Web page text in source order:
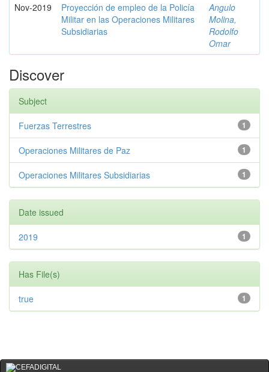
Nov-2019
Proyección de empleo de la Policía
Militar en las Operaciones Militares
Subsidiarias
Angulo
Molina,
Rodolfo
Omar
Discover
Subject
1
Fuerzas Terrestres
1
Operaciones Militares de Paz
1
Operaciones Militares Subsidiarias
Date issued
1
2019
Has File(s)
1
true